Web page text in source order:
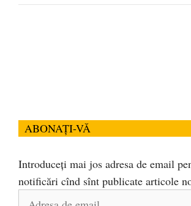
ABONAȚI-VĂ
Introduceți mai jos adresa de email
notificări cînd sînt publicate articole
Adresa